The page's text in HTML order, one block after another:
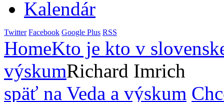
Kalendár
Twitter Facebook Google Plus RSS
HomeKto je kto v
výskumRichard Imrich
späť na Veda a výskum